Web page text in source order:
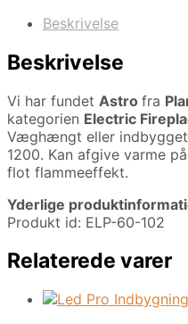
Beskrivelse
Beskrivelse
Vi har fundet Astro fra
kategorien Electric
Væghængt eller
1200. Kan afgive varme
flot flammeeffekt.
Yderlige
Produkt id: ELP-60-102
Relaterede varer